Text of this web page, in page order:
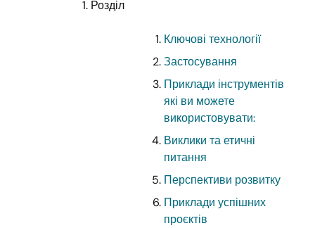
Розділ
Ключові технології
Застосування
Приклади інструментів
які ви можете
використовувати:
Виклики та етичні
питання
Перспективи розвитку
Приклади успішних
проєктів